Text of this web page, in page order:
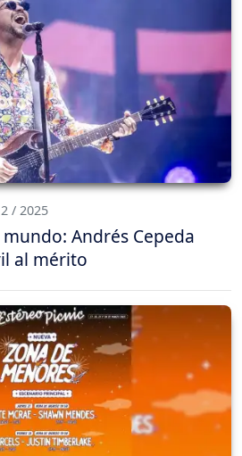
/ 2025
Andrés Cepeda
al mérito